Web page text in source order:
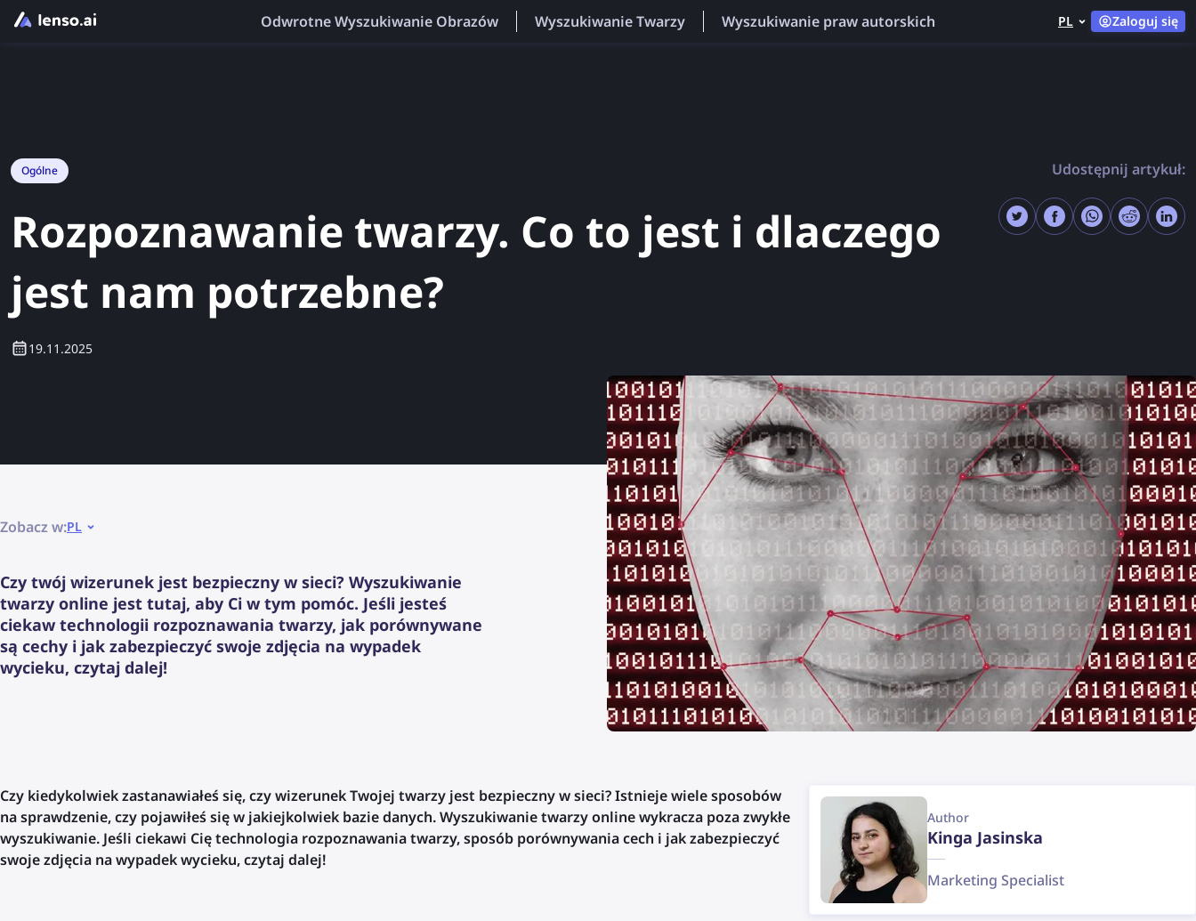
Odwrotne Wyszukiwanie Obrazów Wyszukiwanie Twarzy Wyszukiwanie praw autorskich PL Zaloguj się
Ogólne
Rozpoznawanie twarzy. Co to jest i dlaczego
jest nam potrzebne?
19.11.2025
Udostępnij artykuł:
Zobacz w:PL
Czy twój wizerunek jest bezpieczny w sieci? Wyszukiwanie
twarzy online jest tutaj, aby Ci w tym pomóc. Jeśli jesteś
ciekaw technologii rozpoznawania twarzy, jak porównywane
są cechy i jak zabezpieczyć swoje zdjęcia na wypadek
wycieku, czytaj dalej!
Czy kiedykolwiek zastanawiałeś się, czy wizerunek Twojej twarzy jest bezpieczny w sieci? Istnieje wiele sposobów
na sprawdzenie, czy pojawiłeś się w jakiejkolwiek bazie danych. Wyszukiwanie twarzy online wykracza poza zwykłe
wyszukiwanie. Jeśli ciekawi Cię technologia rozpoznawania twarzy, sposób porównywania cech i jak zabezpieczyć
swoje zdjęcia na wypadek wycieku, czytaj dalej!
Author
Kinga Jasinska
Marketing Specialist